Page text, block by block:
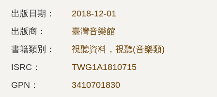
出版日期：
2018-12-01
出版商：
臺灣音樂館
書籍類別：
視聽資料，視聽(音樂類)
ISRC：
TWG1A1810715
GPN：
3410701830